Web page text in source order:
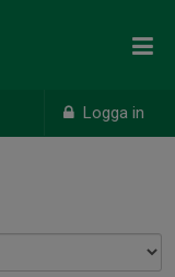
Logga in